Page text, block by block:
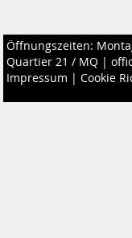
Öffnungszeiten:
Quartier 21 / MQ |
Impressum | Cookie